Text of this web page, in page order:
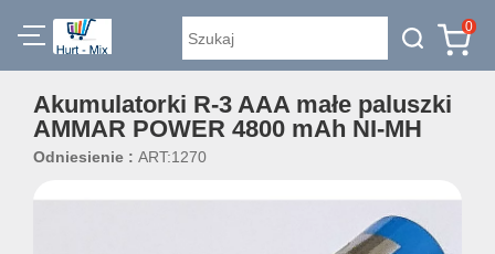
0
Akumulatorki R-3 AAA małe paluszki
AMMAR POWER 4800 mAh NI-MH
Odniesienie : ART:1270